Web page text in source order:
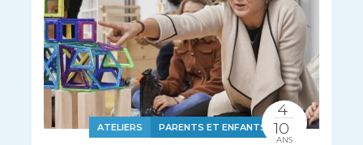
ATELIERS PARENTS ET ENFANTS
4
10
ANS